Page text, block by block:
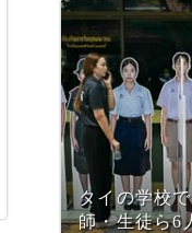
タイの学校
師・生徒ら6